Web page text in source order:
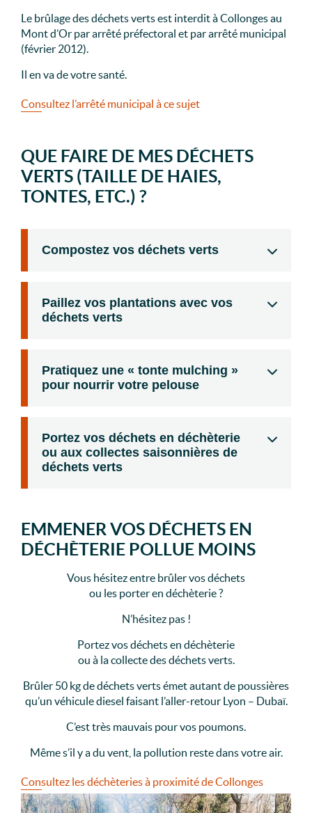
Le brûlage des déchets verts est interdit à Collonges au
Mont d’Or par arrêté préfectoral et par arrêté municipal
(février 2012).
Il en va de votre santé.
Consultez l’arrêté municipal à ce sujet
QUE FAIRE DE MES DÉCHETS
VERTS (TAILLE DE HAIES,
TONTES, ETC.) ?
Compostez vos déchets verts
Paillez vos plantations avec vos
déchets verts
Pratiquez une « tonte mulching »
pour nourrir votre pelouse
Portez vos déchets en déchèterie
ou aux collectes saisonnières de
déchets verts
EMMENER VOS DÉCHETS EN
DÉCHÈTERIE POLLUE MOINS
Vous hésitez entre brûler vos déchets
ou les porter en déchèterie ?
N’hésitez pas !
Portez vos déchets en déchèterie
ou à la collecte des déchets verts.
Brûler 50 kg de déchets verts émet autant de poussières
qu’un véhicule diesel faisant l’aller-retour Lyon – Dubaï.
C’est très mauvais pour vos poumons.
Même s’il y a du vent, la pollution reste dans votre air.
Consultez les déchèteries à proximité de Collonges